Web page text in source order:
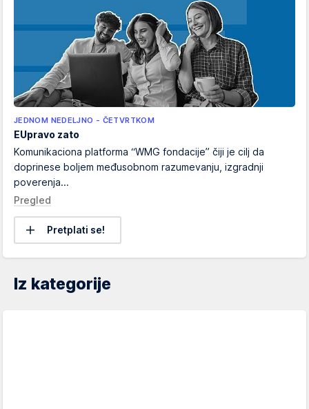
JEDNOM NEDELJNO - ČETVRTKOM
EUpravo zato
Komunikaciona platforma “WMG fondacije” čiji je cilj da
doprinese boljem međusobnom razumevanju, izgradnji
poverenja...
Pregled
Pretplati se!
Iz kategorije